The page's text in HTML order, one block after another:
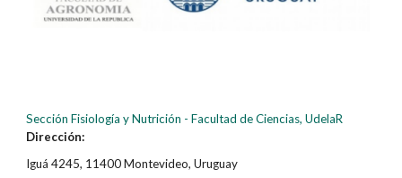
Sección Fisiología y Nutrición - Facultad de Ciencias, UdelaR
Dirección:
Iguá 4245, 11400 Montevideo, Uruguay